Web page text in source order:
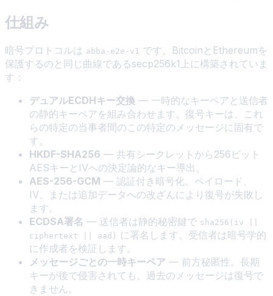
仕組み
暗号プロトコルは abba-e2e-v1 です。BitcoinとEthereumを
保護するのと同じ曲線であるsecp256k1上に構築されていま
す：
デュアルECDHキー交換 — 一時的なキーペアと送信者
の静的キーペアを組み合わせます。復号キーは、これ
らの特定の当事者間のこの特定のメッセージに固有で
す。
HKDF-SHA256 — 共有シークレットから256ビット
AESキーとIVへの決定論的なキー導出。
AES-256-GCM — 認証付き暗号化。ペイロード、
IV、または追加データへの改ざんにより復号が失敗し
ます。
ECDSA署名 — 送信者は静的秘密鍵で sha256(iv ||
ciphertext || aad)
に署名します。受信者は暗号学的
に作成者を検証します。
メッセージごとの一時キーペア — 前方秘匿性。長期
キーが後で侵害されても、過去のメッセージは復号で
きません。